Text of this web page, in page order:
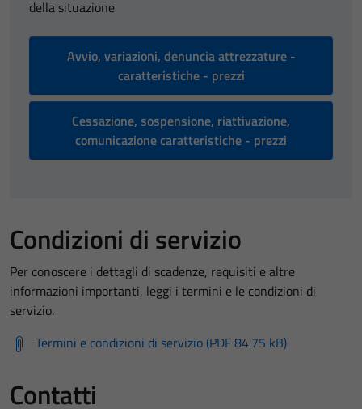
della situazione
Avvio, variazioni, denuncia attrezzature -
caratteristiche - prezzi
Cessazione, sospensione, riattivazione,
comunicazione caratteristiche - prezzi
Condizioni di servizio
Per conoscere i dettagli di scadenze, requisiti e altre
informazioni importanti, leggi i termini e le condizioni di
servizio.
Termini e condizioni di servizio (PDF 84.75 kB)
Contatti